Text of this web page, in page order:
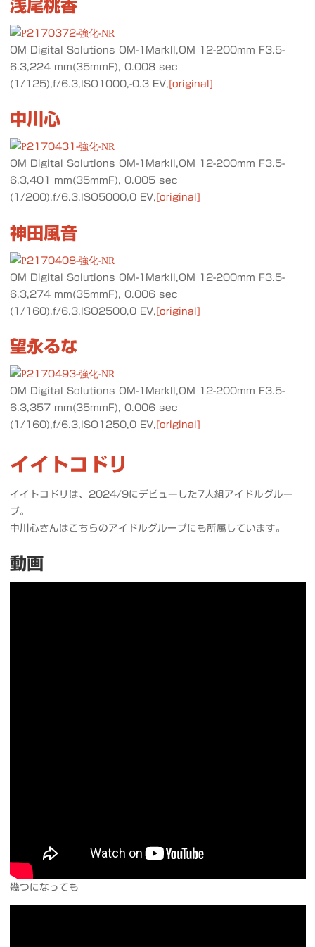
浅尾桃香
OM Digital Solutions OM-1MarkII,OM 12-200mm F3.5-
6.3,224 mm(35mmF), 0.008 sec
(1/125),f/6.3,ISO1000,-0.3 EV, [original]
中川心
OM Digital Solutions OM-1MarkII,OM 12-200mm F3.5-
6.3,401 mm(35mmF), 0.005 sec
(1/200),f/6.3,ISO5000,0 EV, [original]
神田風音
OM Digital Solutions OM-1MarkII,OM 12-200mm F3.5-
6.3,274 mm(35mmF), 0.006 sec
(1/160),f/6.3,ISO2500,0 EV, [original]
望永るな
OM Digital Solutions OM-1MarkII,OM 12-200mm F3.5-
6.3,357 mm(35mmF), 0.006 sec
(1/160),f/6.3,ISO1250,0 EV,[original]
イイトコドリ
イイトコドリは、2024/9にデビューした7人組アイドルグルー
プ。
中川心さんはこちらのアイドルグループにも所属しています。
動画
幾つになっても